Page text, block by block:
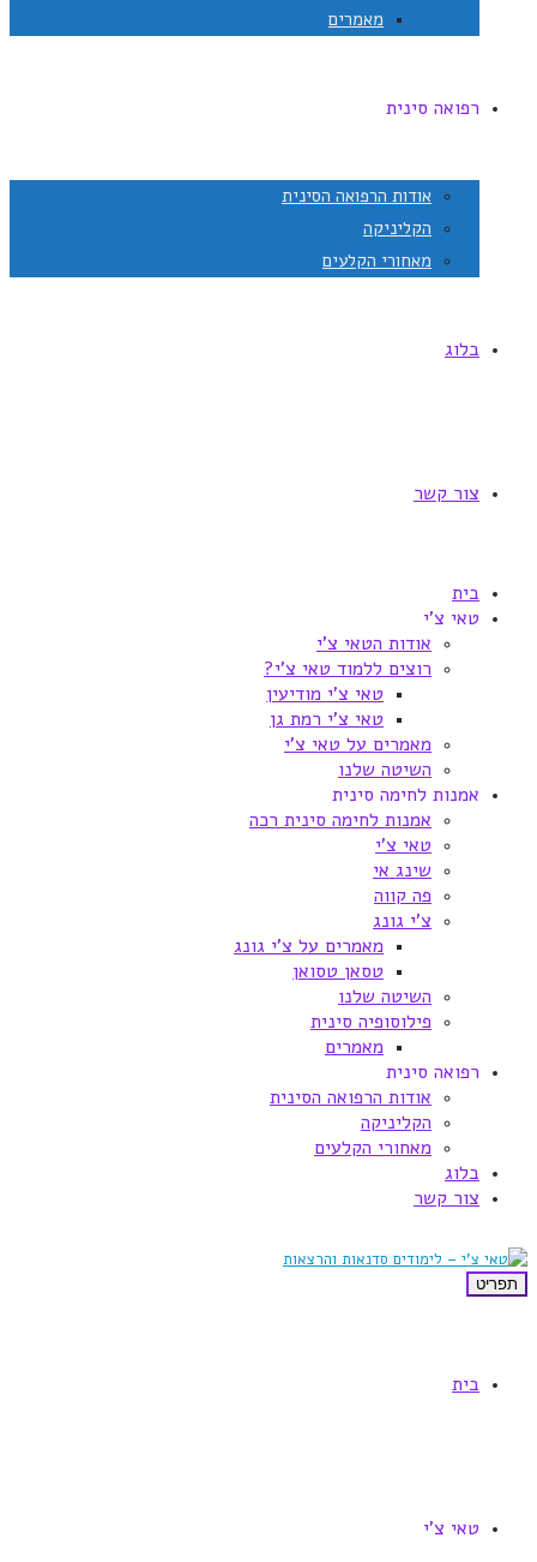
מאמרים
רפואה סינית
אודות הרפואה הסינית
הקליניקה
מאחורי הקלעים
בלוג
צור קשר
בית
טאי צ'י
אודות הטאי צ'י
רוצים ללמוד טאי צ'י?
טאי צ'י מודיעין
טאי צ'י רמת גן
מאמרים על טאי צ'י
השיטה שלנו
אמנות לחימה סינית
אמנות לחימה סינית רכה
טאי צ'י
שינג אי
פה קווה
צ'י גונג
מאמרים על צ'י גונג
טסאן טסואן
השיטה שלנו
פילוסופיה סינית
מאמרים
רפואה סינית
אודות הרפואה הסינית
הקליניקה
מאחורי הקלעים
בלוג
צור קשר
תפריט
בית
טאי צ'י